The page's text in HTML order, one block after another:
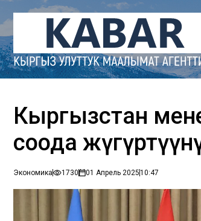
Кыргызстан
соода
Экономика 1730 01 Апрель 202510:47